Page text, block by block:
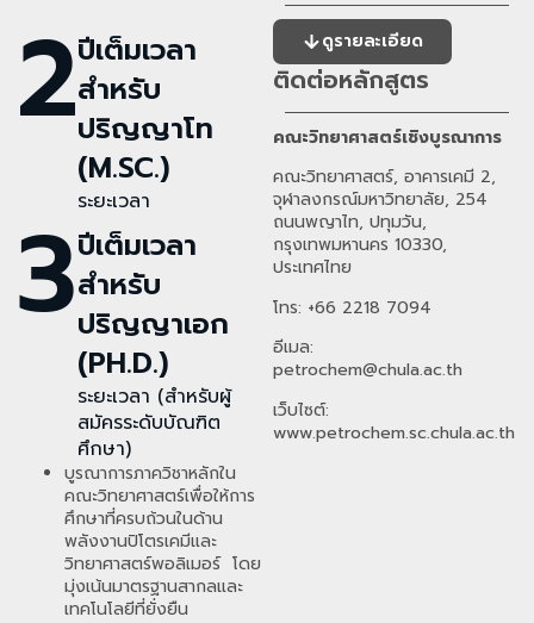
2ปีเต็มเวลา
สำหรับ
ปริญญาโท
(M.SC.)
ระยะเวลา
3ปีเต็มเวลา
สำหรับ
ปริญญาเอก
(PH.D.)
ระยะเวลา (สำหรับผู้
สมัครระดับบัณฑิต
ศึกษา)
บูรณาการภาควิชาหลักใน
คณะวิทยาศาสตร์เพื่อให้การ
ศึกษาที่ครบถ้วนในด้าน
พลังงานปิโตรเคมีและ
วิทยาศาสตร์พอลิเมอร์ โดย
มุ่งเน้นมาตรฐานสากลและ
เทคโนโลยีที่ยั่งยืน
ดูรายละเอียด
ติดต่อหลักสูตร
คณะวิทยาศาสตร์เชิงบูรณาการ
คณะวิทยาศาสตร์, อาคารเคมี 2,
จุฬาลงกรณ์มหาวิทยาลัย, 254
ถนนพญาไท, ปทุมวัน,
กรุงเทพมหานคร 10330,
ประเทศไทย
โทร: +66 2218 7094
อีเมล:
petrochem@chula.ac.th
เว็บไซต์:
www.petrochem.sc.chula.ac.th